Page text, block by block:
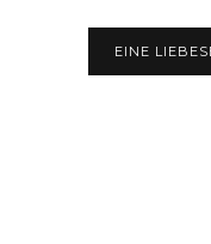
EINE